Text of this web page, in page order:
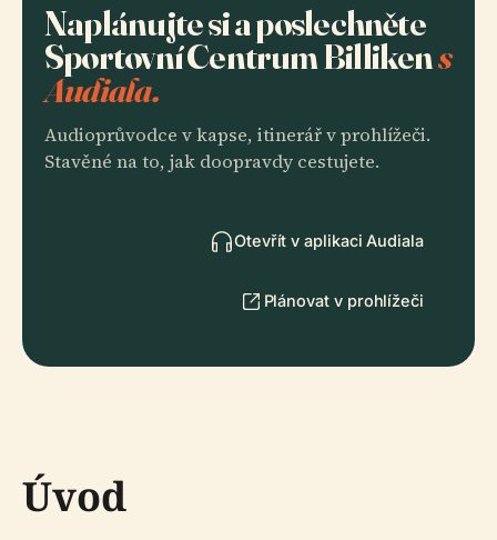
Naplánujte si a poslechněte
Sportovní Centrum Billikens
Audiala.
Audioprůvodce v kapse, itinerář v prohlížeči.
Stavěné na to, jak doopravdy cestujete.
Otevřít v aplikaci Audiala
Plánovat v prohlížeči
Úvod